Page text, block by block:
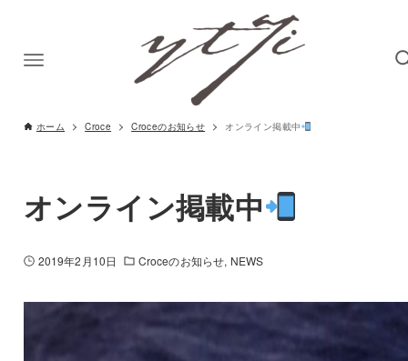
ホーム Croce Croceのお知らせ オンライン掲載中
オンライン掲載中
2019年2月10日 Croceのお知らせ NEWS